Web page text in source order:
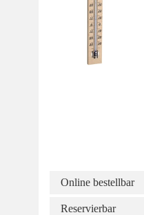
Online bestellbar
Reservierbar